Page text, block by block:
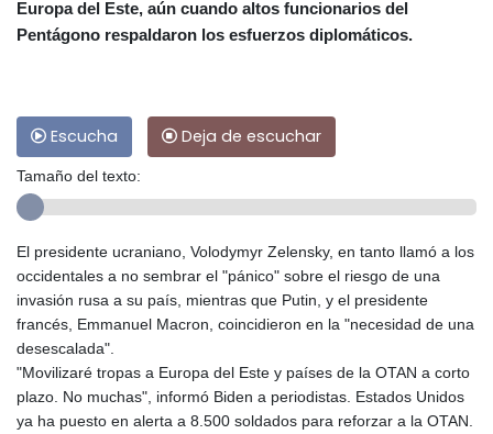
Europa del Este, aún cuando altos funcionarios del
Pentágono respaldaron los esfuerzos diplomáticos.
Escucha Deja de escuchar
Tamaño del texto:
El presidente ucraniano, Volodymyr Zelensky, en tanto llamó a los
occidentales a no sembrar el "pánico" sobre el riesgo de una
invasión rusa a su país, mientras que Putin, y el presidente
francés, Emmanuel Macron, coincidieron en la "necesidad de una
desescalada".
"Movilizaré tropas a Europa del Este y países de la OTAN a corto
plazo. No muchas", informó Biden a periodistas. Estados Unidos
ya ha puesto en alerta a 8.500 soldados para reforzar a la OTAN.